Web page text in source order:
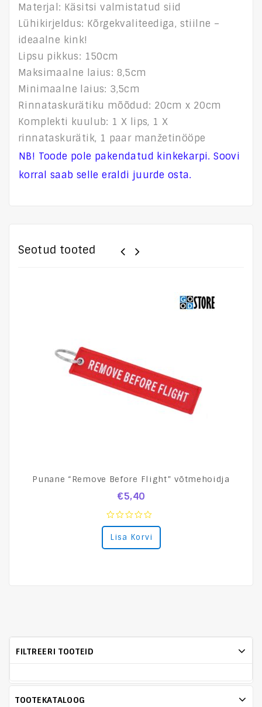
Materjal: Käsitsi valmistatud siid
Lühikirjeldus: Kõrgekvaliteediga, stiilne –
ideaalne kink!
Lipsu pikkus: 150cm
Maksimaalne laius: 8,5cm
Minimaalne laius: 3,5cm
Rinnataskurätiku mõõdud: 20cm x 20cm
Komplekti kuulub: 1 X lips, 1 X
rinnataskurätik, 1 paar manžetinööpe
NB! Toode pole pakendatud kinkekarpi. Soovi
korral saab selle eraldi juurde osta.
Seotud tooted
Punane “Remove Before Flight” võtmehoidja
€5,40
0
out
of
Lisa Korvi
FILTREERI TOOTEID
TOOTEKATALOOG